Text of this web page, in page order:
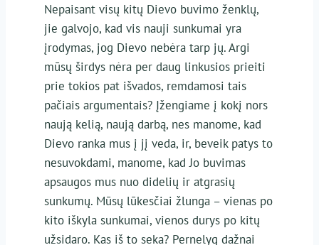
Nepaisant visų kitų Dievo buvimo ženklų,
jie galvojo, kad vis nauji sunkumai yra
įrodymas, jog Dievo nebėra tarp jų. Argi
mūsų širdys nėra per daug linkusios prieiti
prie tokios pat išvados, remdamosi tais
pačiais argumentais? Įžengiame į kokį nors
naują kelią, naują darbą, nes manome, kad
Dievo ranka mus į jį veda, ir, beveik patys to
nesuvokdami, manome, kad Jo buvimas
apsaugos mus nuo didelių ir atgrasių
sunkumų. Mūsų lūkesčiai žlunga – vienas po
kito iškyla sunkumai, vienos durys po kitų
užsidaro. Kas iš to seka? Pernelyg dažnai